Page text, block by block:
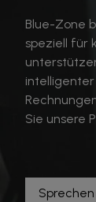
Blue-Zone
speziell für
Sie unsere